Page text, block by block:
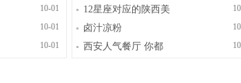
10-01
10-01
10-01
12星座对应的陕西美
卤汁凉粉
西安人气餐厅 你都